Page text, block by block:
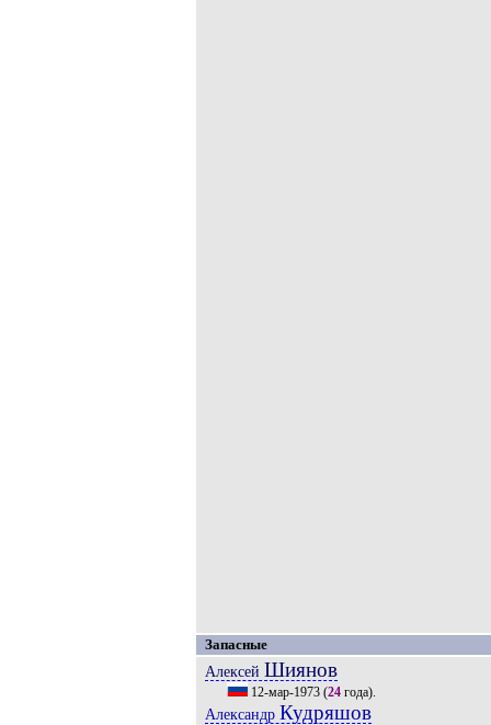
Запасные
Алексей Шиянов
12-мар-1973(24года).
Александр Кудряшов